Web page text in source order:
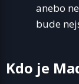
anebo
bude
Kdo je